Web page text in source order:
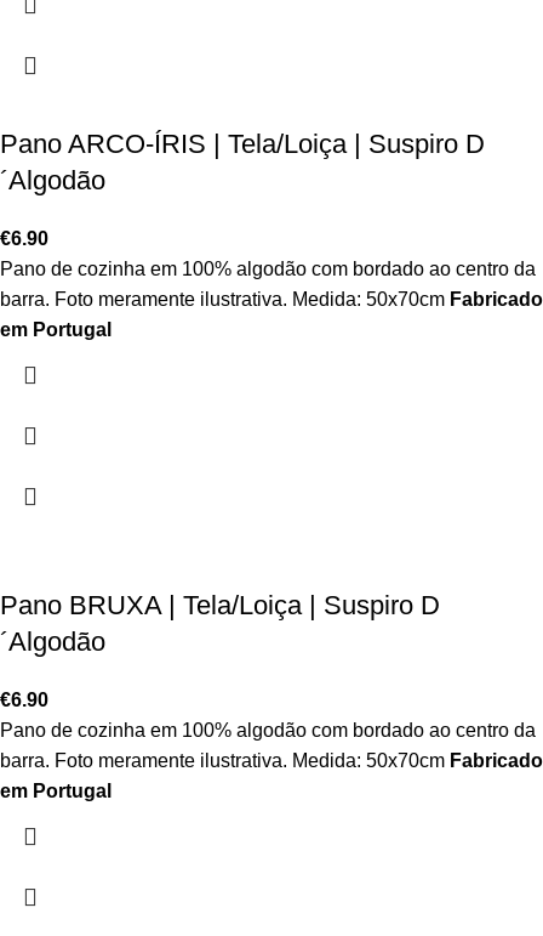
Pano ARCO-ÍRIS | Tela/Loiça | Suspiro D
´Algodão
€6.90
Pano de cozinha em 100% algodão com bordado ao centro da
barra. Foto meramente ilustrativa. Medida: 50x70cm Fabricado
em Portugal
Pano BRUXA | Tela/Loiça | Suspiro D
´Algodão
€6.90
Pano de cozinha em 100% algodão com bordado ao centro da
barra. Foto meramente ilustrativa. Medida: 50x70cm Fabricado
em Portugal